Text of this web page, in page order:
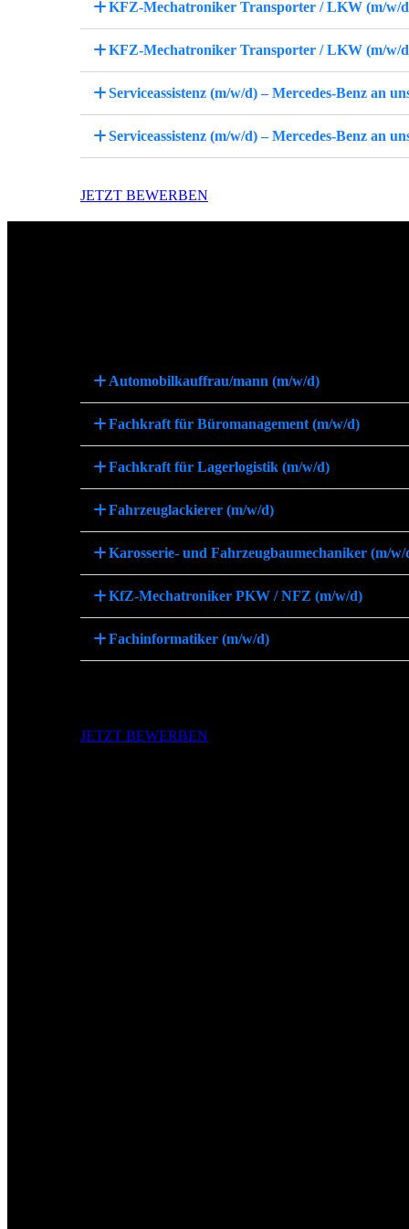
KFZ-Mechatroniker Transporter / LKW (m/w/
KFZ-Mechatroniker Transporter / LKW (m/w/
Serviceassistenz (m/w/d) – Mercedes-Benz an
Serviceassistenz (m/w/d) – Mercedes-Benz an
JETZT BEWERBEN
Automobilkauffrau/mann (m/w/d)
Fachkraft für Büromanagement (m/w/d)
Fachkraft für Lagerlogistik (m/w/d)
Fahrzeuglackierer (m/w/d)
Karosserie- und Fahrzeugbaumechaniker (m/w/
KfZ-Mechatroniker PKW / NFZ (m/w/d)
Fachinformatiker (m/w/d)
JETZT BEWERBEN